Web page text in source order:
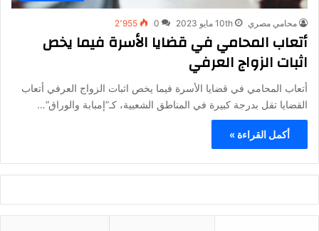
محامي مصري 10th مايو 2023 0 2٬955
أتعاب المحامي في قضايا الأسرة فيما يخص
اثبات الزواج العرفي
أتعاب المحامي في قضايا الأسرة فيما يخص اثبات الزواج العرفي أتعاب
القضايا تقل بدرجة كبيرة في المناطق الشعبية، كـ”إمبابة والوراق”…
أكمل القراءة »